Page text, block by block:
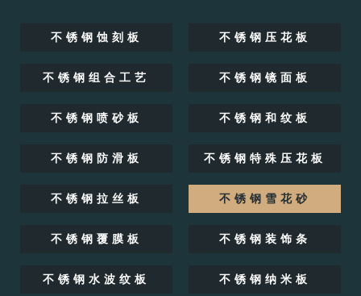
不锈钢蚀刻板 不锈钢压花板
不锈钢组合工艺 不锈钢镜面板
不锈钢喷砂板 不锈钢和纹板
不锈钢防滑板 不锈钢特殊压花板
不锈钢拉丝板 不锈钢雪花砂
不锈钢覆膜板 不锈钢装饰条
不锈钢水波纹板 不锈钢纳米板